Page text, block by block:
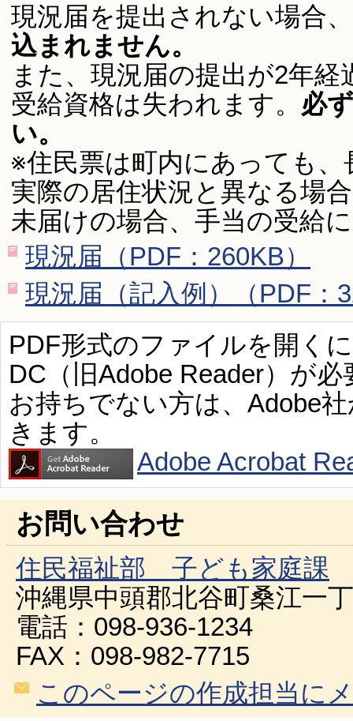
現況届を提出されない場合、
込まれません。
また、現況届の提出が2年
受給資格は失われます。 必
い。
※住民票は町内にあっても
実際の居住状況と異なる場
未届けの場合、手当の受給
現況届（PDF：260KB）
現況届（記入例）（PDF：
PDF形式のファイルを開く
DC（旧Adobe Reader）が必
お持ちでない方は、Adobe
きます。
Adobe Acrobat
お問い合わせ
住民福祉部 子ども家庭課
沖縄県中頭郡北谷町桑江一
電話：098-936-1234
FAX：098-982-7715
このページの作成担当に